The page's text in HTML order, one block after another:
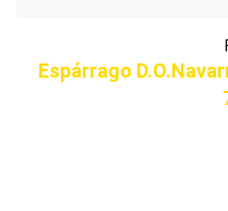
Espárrago